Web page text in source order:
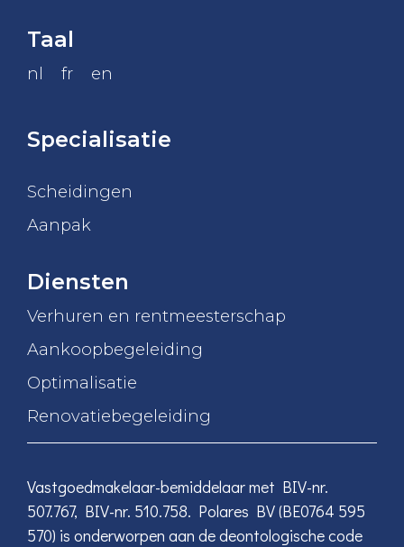
Taal
nl fr en
Specialisatie
Scheidingen
Aanpak
Diensten
Verhuren en rentmeesterschap
Aankoopbegeleiding
Optimalisatie
Renovatiebegeleiding
Vastgoedmakelaar-bemiddelaar met BIV-nr.
507.767, BIV-nr. 510.758. Polares BV (BE0764 595
570) is onderworpen aan de deontologische code